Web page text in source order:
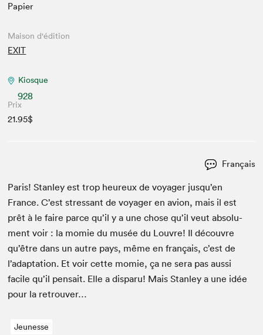
Papier
Maison d'édition
EXIT
Kiosque
928
Prix
21.95$
Français
Paris! Stan­ley est trop heureux de voy­ager jusqu’en
France. C’est stres­sant de voy­ager en avion, mais il est
prêt à le faire parce qu’il y a une chose qu’il veut absol­u­
ment voir : la momie du musée du Lou­vre! Il décou­vre
qu’être dans un autre pays, même en français, c’est de
l’adap­ta­tion. Et voir cette momie, ça ne sera pas aus­si
facile qu’il pen­sait. Elle a dis­paru! Mais Stan­ley a une idée
pour la retrouver…
Jeunesse